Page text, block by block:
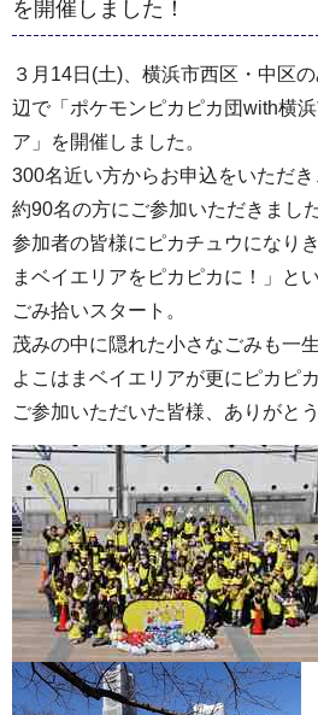
を開催しました！
３月14日(土)、横浜市西区・中区
辺で「ポケモンピカピカ団with横
ア」を開催しました。
300名近い方からお申込をいただ
約90名の方にご参加いただきました
参加者の皆様にピカチュウになり
まベイエリアをピカピカに！」と
ごみ拾いスタート。
茂みの中に隠れた小さなごみも一
よこはまベイエリアが更にピカピ
ご参加いただいた皆様、ありがと